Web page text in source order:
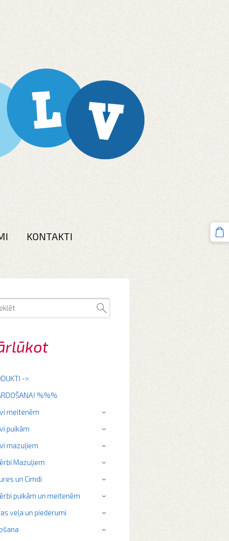
KONTAKTI
->
%%%
meitenēm
›
puikām ›
mazuļiem ›
Mazuļiem ›
un Cimdi ›
puikām un meitenēm ›
veļa un piederumi ›
›